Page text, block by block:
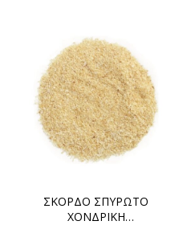
ΣΚΟΡΔΟ ΣΠΥΡΩΤΟ
ΧΟΝΔΡΙΚΗ